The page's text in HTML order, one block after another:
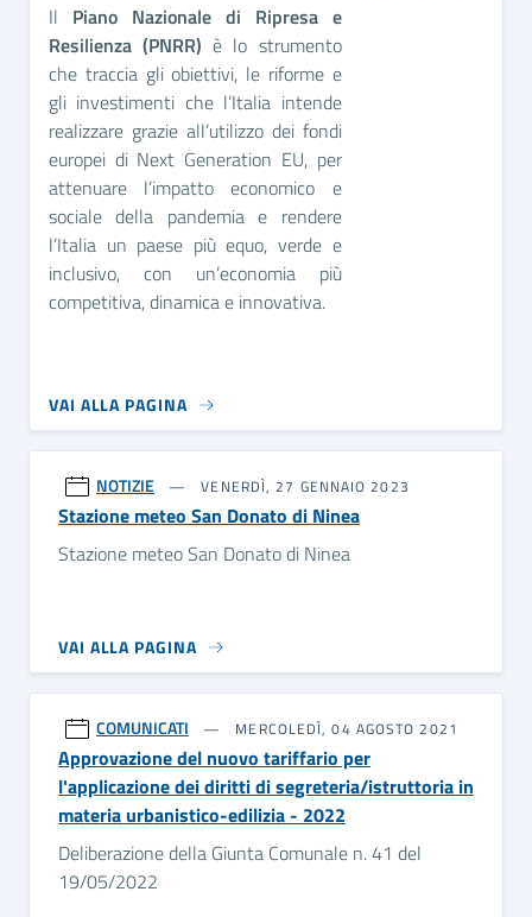
Il Piano Nazionale di Ripresa e
Resilienza (PNRR) è lo strumento
che traccia gli obiettivi, le riforme e
gli investimenti che l’Italia intende
realizzare grazie all’utilizzo dei fondi
europei di Next Generation EU, per
attenuare l’impatto economico e
sociale della pandemia e rendere
l’Italia un paese più equo, verde e
inclusivo, con un’economia più
competitiva, dinamica e innovativa.
VAI ALLA PAGINA
NOTIZIE VENERDÌ, 27 GENNAIO 2023
Stazione meteo San Donato di Ninea
Stazione meteo San Donato di Ninea
VAI ALLA PAGINA
COMUNICATI MERCOLEDÌ, 04 AGOSTO 2021
Approvazione del nuovo tariffario per
l'applicazione dei diritti di segreteria/istruttoria in
materia urbanistico-edilizia - 2022
Deliberazione della Giunta Comunale n. 41 del
19/05/2022